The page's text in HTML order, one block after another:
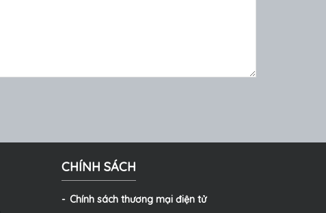
CHÍNH SÁCH
Chính sách thương mại điện tử